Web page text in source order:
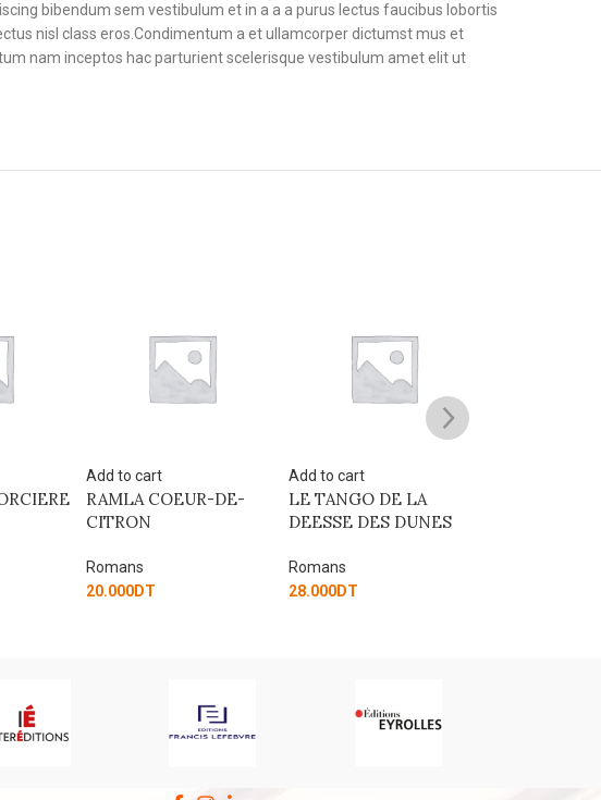
bibendum sem vestibulum et in a a a purus lectus faucibus lobortis
nisl class eros.Condimentum a et ullamcorper dictumst mus et
nam inceptos hac parturient scelerisque vestibulum amet elit ut
DE-
Add to cart
LE TANGO DE LA
DEESSE DES DUNES
Romans
28.000DT
Add to cart
LE JASMIN NOIR
25.000DT